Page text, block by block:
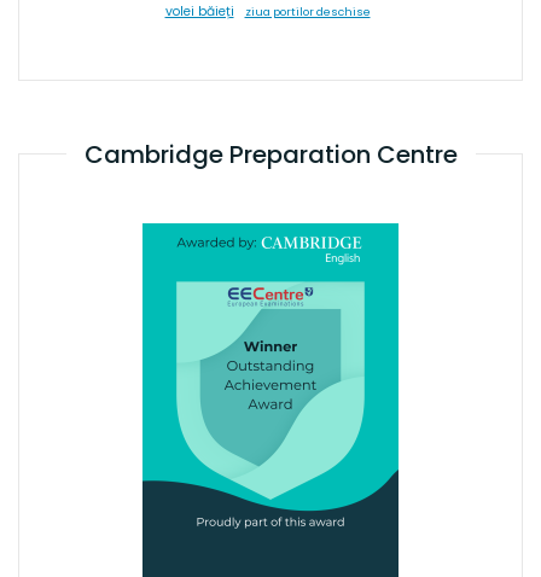
volei băieți ziua portilor deschise
Cambridge Preparation Centre